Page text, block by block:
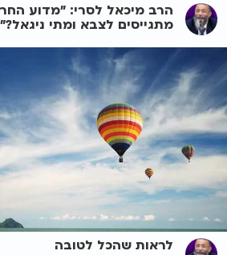
הרב מיכאל לסרי: "מדוע
מתגייסים לצבא ומתי ניגאל?"
לראות שהכל לטובה